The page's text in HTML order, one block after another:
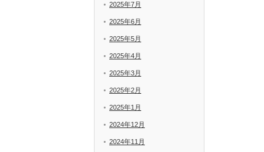
2025年7月
2025年6月
2025年5月
2025年4月
2025年3月
2025年2月
2025年1月
2024年12月
2024年11月